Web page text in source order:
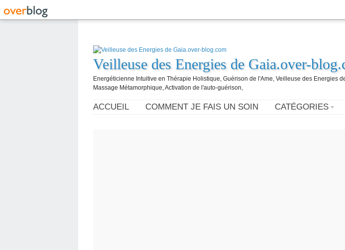
Veilleuse des Energies de Gaia.over-
Energéticienne Intuitive en Thérapie Holistique, Guérison de l'Ame, Veilleuse des Energies
Massage Métamorphique, Activation de l'auto-guérison,
ACCUEIL COMMENT JE FAIS UN SOIN CATÉGORIES